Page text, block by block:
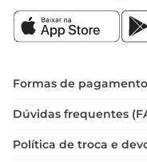
Formas de pagamento
Dúvidas frequentes
Política de troca e